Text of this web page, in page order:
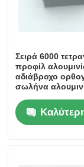
Γυαλισμένο
Προφίλ
Προφίλ
Σειρά 6000
προφίλ
αδιάβροχο
σωλήνα